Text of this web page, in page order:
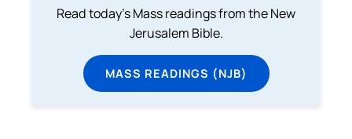
Read today's Mass readings from the New
Jerusalem Bible.
MASS READINGS (NJB)